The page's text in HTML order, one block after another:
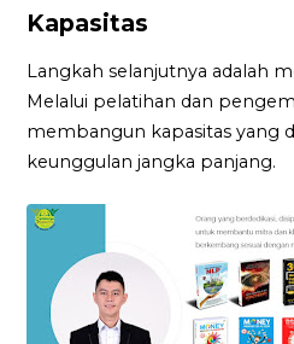
Kapasitas
Langkah selanjutnya adalah
Melalui pelatihan dan
membangun kapasitas yang
keunggulan jangka panjang.